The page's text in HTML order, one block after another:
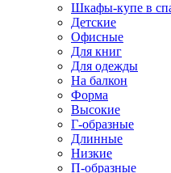
Шкафы-купе в
Детские
Офисные
Для книг
Для одежды
На балкон
Форма
Высокие
Г-образные
Длинные
Низкие
П-образные